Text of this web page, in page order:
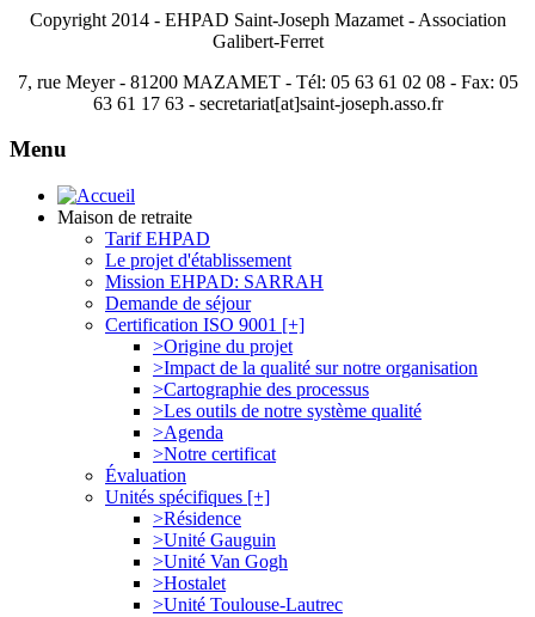
Copyright 2014 - EHPAD Saint-Joseph Mazamet - Association
Galibert-Ferret
7, rue Meyer - 81200 MAZAMET - Tél: 05 63 61 02 08 - Fax: 05
63 61 17 63 - secretariat[at]saint-joseph.asso.fr
Menu
Maison de retraite
Tarif EHPAD
Le projet d'établissement
Mission EHPAD: SARRAH
Demande de séjour
Certification ISO 9001 [+]
>Origine du projet
>Impact de la qualité sur notre organisation
>Cartographie des processus
>Les outils de notre système qualité
>Agenda
>Notre certificat
Évaluation
Unités spécifiques [+]
>Résidence
>Unité Gauguin
>Unité Van Gogh
>Hostalet
>Unité Toulouse-Lautrec